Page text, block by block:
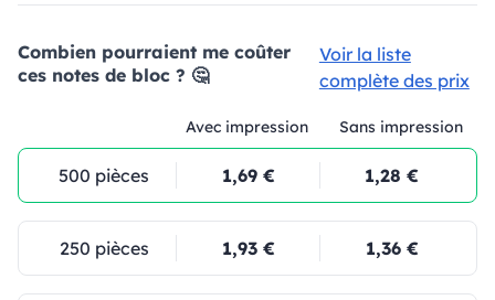
Combien pourraient me coûter
ces notes de bloc ? 🤔
Voir la liste
complète des prix
Avec impression Sans impression
500 pièces 1,69 € 1,28 €
250 pièces 1,93 € 1,36 €